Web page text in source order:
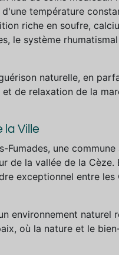
température
riche en soufre,
le système
naturelle, en
de relaxation de la
la Ville
Fumades, une
la vallée de la Cèze.
exceptionnel entre les
environnement naturel
où la nature et le